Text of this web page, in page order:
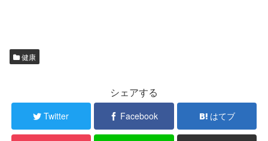
健康
シェアする
Twitter Facebook はてブ